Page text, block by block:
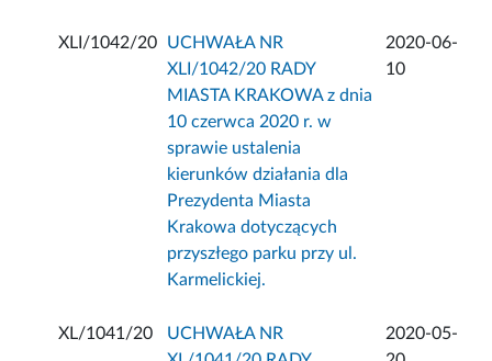
XLI/1042/20
UCHWAŁA NR
XLI/1042/20 RADY
MIASTA KRAKOWA z dnia
10 czerwca 2020 r. w
sprawie ustalenia
kierunków działania dla
Prezydenta Miasta
Krakowa dotyczących
przyszłego parku przy ul.
Karmelickiej.
2020-06-
10
XL/1041/20
UCHWAŁA NR
2020-05-